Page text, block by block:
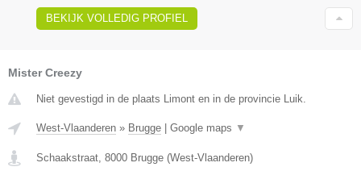
BEKIJK VOLLEDIG PROFIEL
Mister Creezy
Niet gevestigd in de plaats Limont en in de provincie Luik.
West-Vlaanderen » Brugge Google maps ▼
Schaakstraat, 8000 Brugge (West-Vlaanderen)